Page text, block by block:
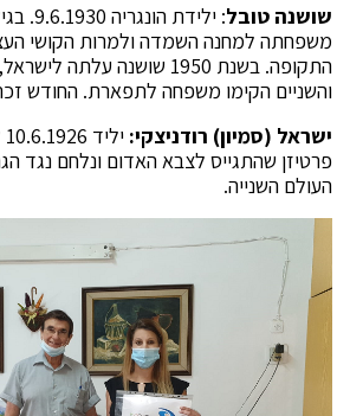
שושנה טובל
משפחתה למחנה השמדה ולמרות הקושי
התקופה. בשנת 1950 שושנה
והשניים הקימו משפחה לתפארת. החודש זכתה
ישראל (סמיון) רודניצקי:
פרטיזן שהתגייס לצבא האדום ונלחם נגד
העולם השנייה.